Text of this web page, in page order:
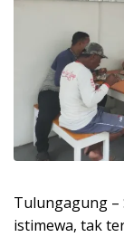
Tulungagung –
istimewa, tak